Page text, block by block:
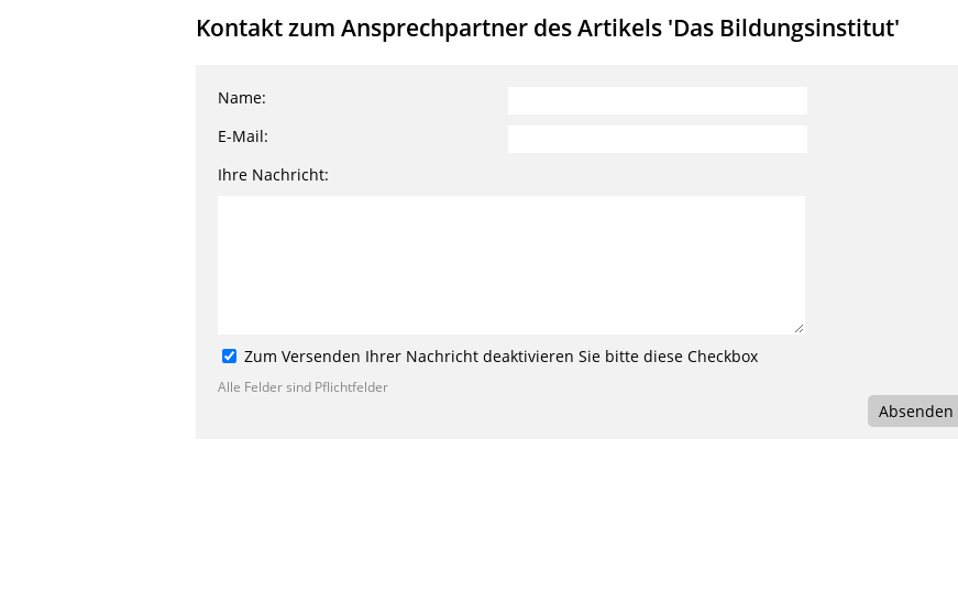
Kontakt zum Ansprechpartner des Artikels 'Das Bildungsinstitut'
Name:
E-Mail:
Ihre Nachricht:
Zum Versenden Ihrer Nachricht deaktivieren Sie bitte diese Checkbox
Alle Felder sind Pflichtfelder
Absenden